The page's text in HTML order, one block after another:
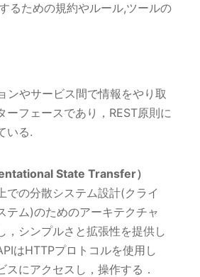
るための規約やルール,ツールの
ンやサービス間で情報をやり取
ーフェースであり，REST原則に
いる.
State Transfer）
での分散システム設計(クライ
テム)のためのアーキテクチャ
，シンプルさと拡張性を提供し
はHTTPプロトコルを使用し
スにアクセスし，操作する．